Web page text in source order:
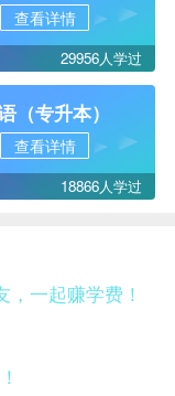
查看详情
29956人学过
（专升本）
查看详情
18866人学过
一起赚学费！